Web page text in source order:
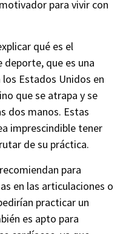
para vivir con
qué es el
deporte, que es una
Estados Unidos en
que se atrapa y se
dos manos. Estas
imprescindible tener
de su práctica.
para
en las articulaciones o
practicar un
es apto para